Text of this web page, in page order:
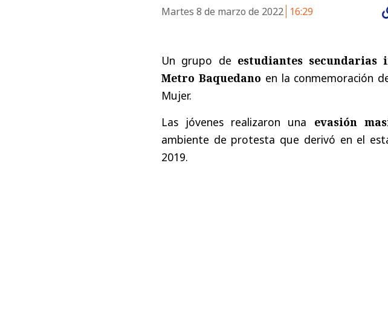
Martes 8 de marzo de 2022 16:29
Un grupo de estudiantes
Metro Baquedano en la conmemoración
Mujer.
Las jóvenes realizaron una evasión
ambiente de protesta que derivó en el
2019.